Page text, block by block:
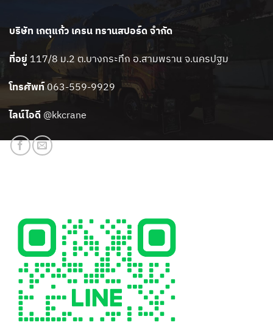
บริษัท เกตุแก้ว เครน ทรานสปอร์ด จำกัด
ที่อยู่ 117/8 ม.2 ต.บางกระทึก อ.สามพราน จ.นครปฐม
โทรศัพท์063-559-9929
ไลน์ไอดี @kkcrane